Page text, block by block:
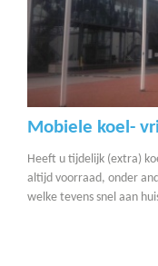
Mobiele koel-
Heeft u tijdelijk (extra)
altijd voorraad, onder
welke tevens snel aan